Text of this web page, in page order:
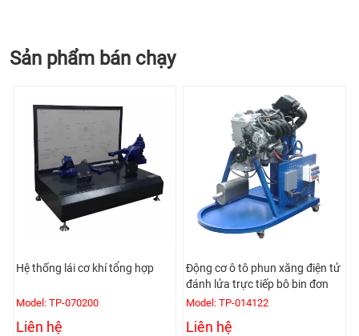
Sản phẩm bán chạy
Hệ thống lái cơ khí tổng hợp
Model: TP-070200
Liên hệ
Động cơ ô tô phun xăng điện tử
đánh lửa trực tiếp bô bin đơn
Model: TP-014122
Liên hệ